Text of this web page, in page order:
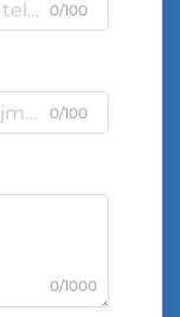
0/100
0/100
0/1000